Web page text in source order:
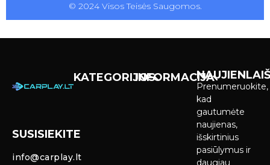
© 2024 Visos Teisės Saugomos.
SUSISIEKITE
info@carplay.lt
KATEGORIJOS
galinio vaizdo
INFORMACIJA
Prenumeruokite,
kad
gautumėte
naujienas,
išskirtinius
pasiūlymus ir